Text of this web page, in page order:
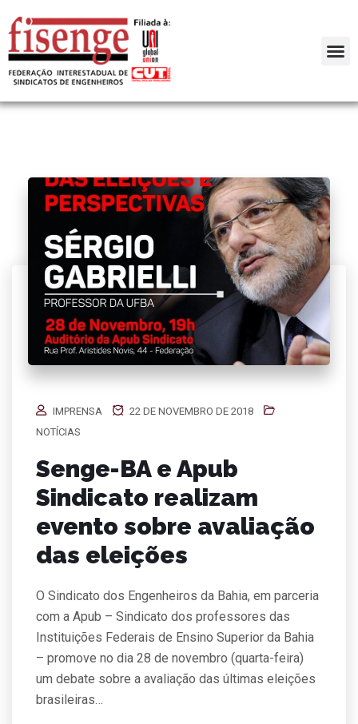
IMPRENSA
22 DE NOVEMBRO DE 2018
NOTÍCIAS
Senge-BA e Apub
Sindicato realizam
evento sobre avaliação
das eleições
O Sindicato dos Engenheiros da Bahia, em parceria
com a Apub – Sindicato dos professores das
Instituições Federais de Ensino Superior da Bahia
– promove no dia 28 de novembro (quarta-feira)
um debate sobre a avaliação das últimas eleições
brasileiras…